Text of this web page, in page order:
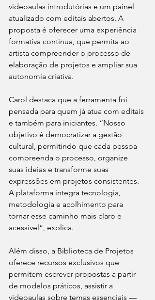
videoaulas introdutórias e um painel
atualizado com editais abertos. A
proposta é oferecer uma experiência
formativa contínua, que permita ao
artista compreender o processo de
elaboração de projetos e ampliar sua
autonomia criativa.
Carol destaca que a ferramenta foi
pensada para quem já atua com editais
e também para iniciantes. “Nosso
objetivo é democratizar a gestão
cultural, permitindo que cada pessoa
compreenda o processo, organize
suas ideias e transforme suas
expressões em projetos consistentes.
A plataforma integra tecnologia,
metodologia e acolhimento para
tornar esse caminho mais claro e
acessível”, explica.
Além disso, a Biblioteca de Projetos
oferece recursos exclusivos que
permitem escrever propostas a partir
de modelos práticos, assistir a
videoaulas sobre temas essenciais —